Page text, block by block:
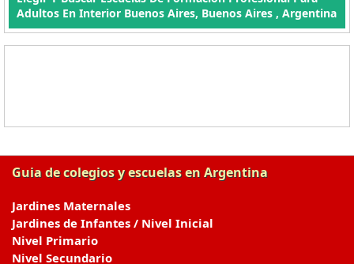
Adultos En Interior Buenos Aires, Buenos Aires , Argentina
Guia de colegios y escuelas en Argentina
Jardines Maternales
Jardines de Infantes / Nivel Inicial
Nivel Primario
Nivel Secundario